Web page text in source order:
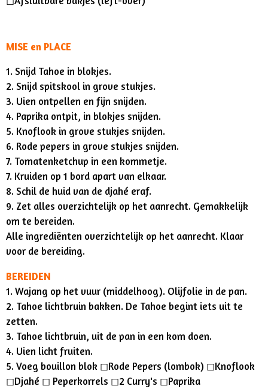
MISE en PLACE
1. Snijd Tahoe in blokjes.
2. Snijd spitskool in grove stukjes.
3. Uien ontpellen en fijn snijden.
4. Paprika ontpit, in blokjes snijden.
5. Knoflook in grove stukjes snijden.
6. Rode pepers in grove stukjes snijden.
7. Tomatenketchup in een kommetje.
7. Kruiden op 1 bord apart van elkaar.
8. Schil de huid van de djahé eraf.
9. Zet alles overzichtelijk op het aanrecht. Gemakkelijk
om te bereiden.
Alle ingrediënten overzichtelijk op het aanrecht. Klaar
voor de bereiding.
BEREIDEN
1. Wajang op het vuur (middelhoog). Olijfolie in de pan.
2. Tahoe lichtbruin bakken. De Tahoe begint iets uit te
zetten.
3. Tahoe lichtbruin, uit de pan in een kom doen.
4. Uien licht fruiten.
5. Voeg bouillon blok ◻︎Rode Pepers (lombok) ◻︎Knoflook
◻︎Djahé ◻︎ Peperkorrels ◻︎2 Curry's ◻︎Paprika